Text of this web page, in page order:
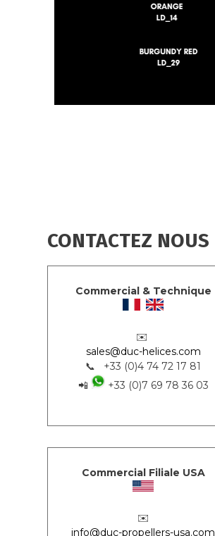
CONTACTEZ NOUS
Commercial & Technique
✉️
sales@duc-helices.com
📞 +33 (0)4 74 72 17 81
📲
+33 (0)7 69 78 36 03
Commercial Filiale USA
✉️
info@duc-propellers-usa.com